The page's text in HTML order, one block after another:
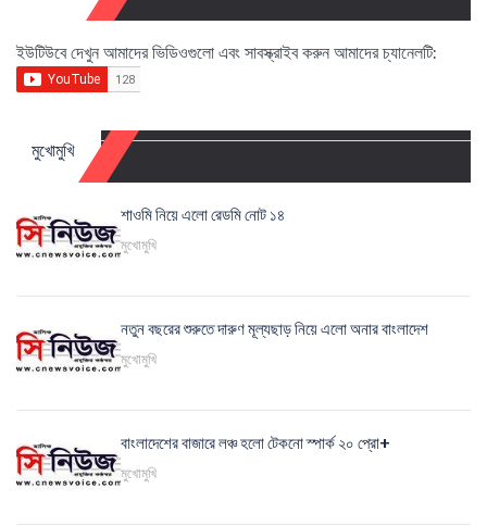
ইউটিউবে দেখুন আমাদের ভিডিওগুলো এবং সাবস্ক্রাইব করুন আমাদের চ্যানেলটি:
মুখোমুখি
শাওমি নিয়ে এলো রেডমি নোট ১৪
মুখোমুখি
নতুন বছরের শুরুতে দারুণ মূল্যছাড় নিয়ে এলো অনার বাংলাদেশ
মুখোমুখি
বাংলাদেশের বাজারে লঞ্চ হলো টেকনো স্পার্ক ২০ প্রো+
মুখোমুখি